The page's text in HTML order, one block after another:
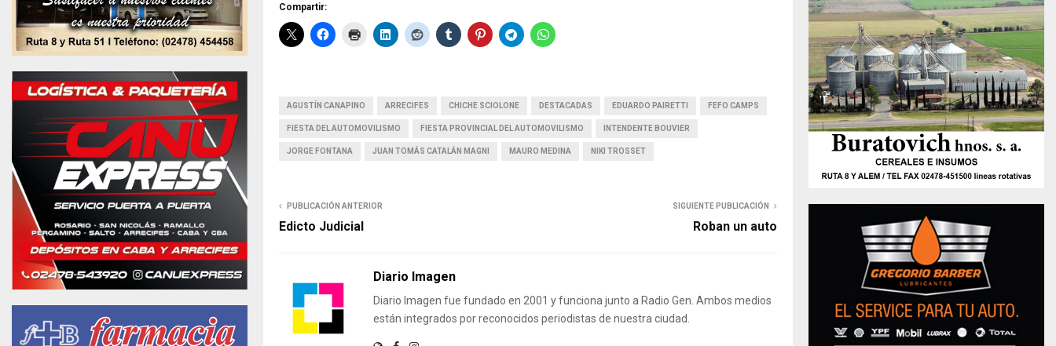
Compartir:
AGUSTÍN CANAPINO ARRECIFES CHICHE SCIOLONE DESTACADAS EDUARDO PAIRETTI FEFO CAMPS
FIESTA DEL AUTOMOVILISMO FIESTA PROVINCIAL DEL AUTOMOVILISMO INTENDENTE BOUVIER
JORGE FONTANA JUAN TOMÁS CATALÁN MAGNI MAURO MEDINA NIKI TROSSET
PUBLICACIÓN ANTERIOR
Edicto Judicial
SIGUIENTE PUBLICACIÓN
Roban un auto
Diario Imagen
Diario Imagen fue fundado en 2001 y funciona junto a Radio Gen. Ambos medios
están integrados por reconocidos periodistas de nuestra ciudad.